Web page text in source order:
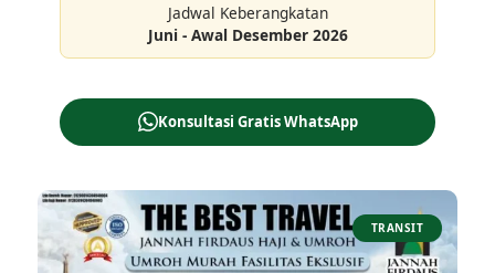
Jadwal Keberangkatan
Juni - Awal Desember 2026
Konsultasi Gratis WhatsApp
TRANSIT